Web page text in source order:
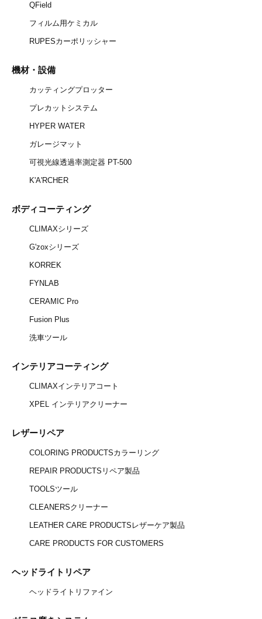
QField
フィルム用ケミカル
RUPESカーポリッシャー
機材・設備
カッティングプロッター
プレカットシステム
HYPER WATER
ガレージマット
可視光線透過率測定器 PT-500
K'A'RCHER
ボディコーティング
CLIMAXシリーズ
G'zoxシリーズ
KORREK
FYNLAB
CERAMIC Pro
Fusion Plus
洗車ツール
インテリアコーティング
CLIMAXインテリアコート
XPEL インテリアクリーナー
レザーリペア
COLORING PRODUCTSカラーリング
REPAIR PRODUCTSリペア製品
TOOLSツール
CLEANERSクリーナー
LEATHER CARE PRODUCTSレザーケア製品
CARE PRODUCTS FOR CUSTOMERS
ヘッドライトリペア
ヘッドライトリファイン